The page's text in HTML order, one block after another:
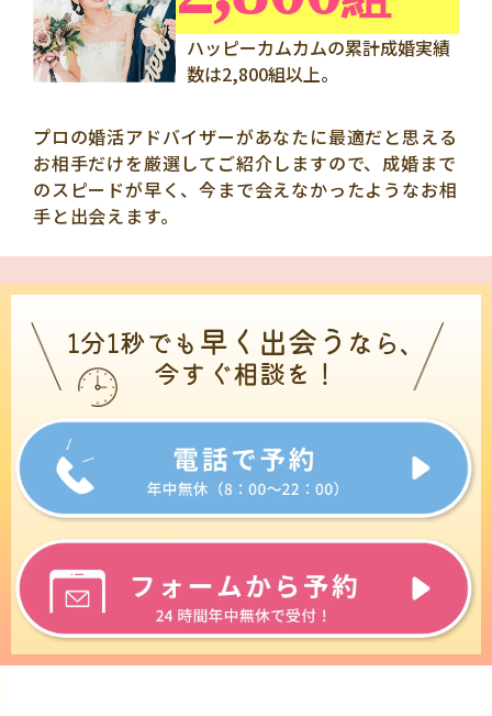
ハッピーカムカムの累計成婚実績
数は2,800組以上。
プロの婚活アドバイザーがあなたに最適だと思える
お相手だけを厳選してご紹介しますので、成婚まで
のスピードが早く、今まで会えなかったようなお相
手と出会えます。
1分1秒でも 早く出会う なら、
今すぐ相談を！